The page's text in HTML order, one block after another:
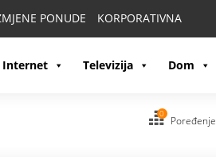
PONUDE KORPORATIVNA
Internet Televizija Dom
0
Poređenje